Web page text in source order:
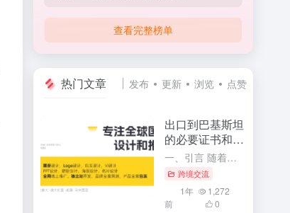
查看完整榜单
热门文章 发布 更新 浏览 点赞
出口到巴基斯坦
的必要证书和流
程
一、引言 随着全球化贸易的深入发展，中国与巴基斯坦的贸易往来日益频繁。对于中国企业而言，了解并掌握出口到巴基斯坦的必要证书和流程，是确保产品顺利通关、进入巴基斯坦市场的重要前提。本文将详细介绍出口到巴...
跨境交流
1年
前
1,272
0